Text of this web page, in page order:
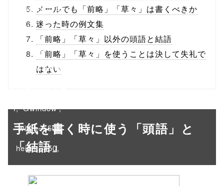
buttons.php on
line10
/1048779"
onclick="windo
f, 'Gwindow',
'width=550,
height=450,
menubar=no,
メールでも「前略」「草々」は書くべきか
迷った時の例文集
「前略」「草々」以外の頭語と結語
「前略」「草々」を使うことは決して失礼で
はない
手紙を書く時に使う「頭語」と
「結語」